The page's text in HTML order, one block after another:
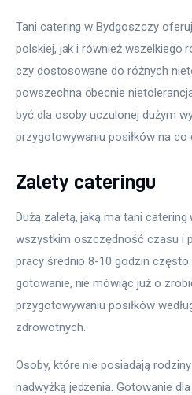
Tani catering w Bydgoszczy
polskiej, jak i również wszelkiego
czy dostosowane do różnych
powszechna obecnie
być dla osoby uczulonej dużym
przygotowywaniu posiłków na co
Zalety cateringu
Dużą zaletą, jaką ma tani
wszystkim oszczędność czasu i
pracy średnio 8-10 godzin
gotowanie, nie mówiąc już o
przygotowywaniu posiłków
zdrowotnych.
Osoby, które nie posiadają
nadwyżką jedzenia. Gotowanie